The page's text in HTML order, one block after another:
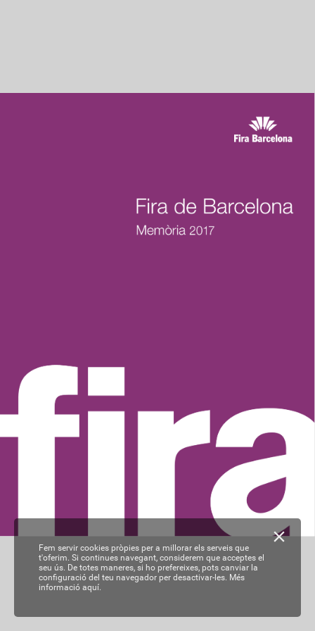
Fem servir cookies pròpies per a millorar els serveis que
t'oferim. Si continues navegant, considerem que acceptes el
seu ús. De totes maneres, si ho prefereixes, pots canviar la
configuració del teu navegador per desactivar-les. Més
informació aquí.